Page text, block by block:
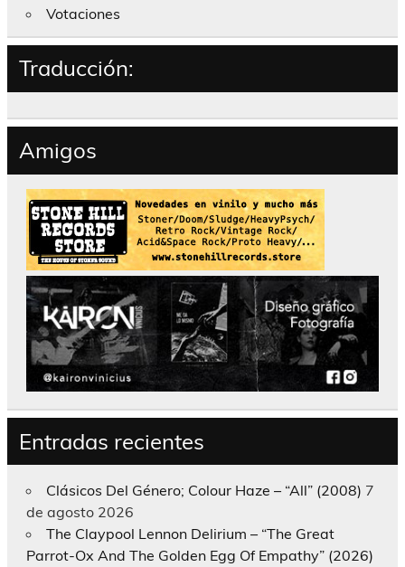
Votaciones
Traducción:
Amigos
Entradas recientes
Clásicos Del Género; Colour Haze – “All” (2008) 7
de agosto 2026
The Claypool Lennon Delirium – “The Great
Parrot-Ox And The Golden Egg Of Empathy” (2026)